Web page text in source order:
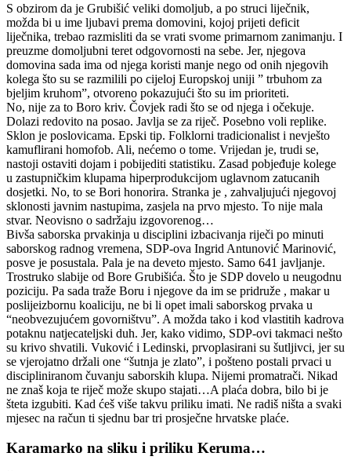
S obzirom da je Grubišić veliki domoljub, a po struci liječnik,
možda bi u ime ljubavi prema domovini, kojoj prijeti deficit
liječnika, trebao razmisliti da se vrati svome primarnom zanimanju. I
preuzme domoljubni teret odgovornosti na sebe. Jer, njegova
domovina sada ima od njega koristi manje nego od onih njegovih
kolega što su se razmilili po cijeloj Europskoj uniji ” trbuhom za
bjeljim kruhom”, otvoreno pokazujući što su im prioriteti.
No, nije za to Boro kriv. Čovjek radi što se od njega i očekuje.
Dolazi redovito na posao. Javlja se za riječ. Posebno voli replike.
Sklon je poslovicama. Epski tip. Folklorni tradicionalist i nevješto
kamuflirani homofob. Ali, nećemo o tome. Vrijedan je, trudi se,
nastoji ostaviti dojam i pobijediti statistiku. Zasad pobjeđuje kolege
u zastupničkim klupama hiperprodukcijom uglavnom zatucanih
dosjetki. No, to se Bori honorira. Stranka je , zahvaljujući njegovoj
sklonosti javnim nastupima, zasjela na prvo mjesto. To nije mala
stvar. Neovisno o sadržaju izgovorenog…
Bivša saborska prvakinja u disciplini izbacivanja riječi po minuti
saborskog radnog vremena, SDP-ova Ingrid Antunović Marinović,
posve je posustala. Pala je na deveto mjesto. Samo 641 javljanje.
Trostruko slabije od Bore Grubišića. Što je SDP dovelo u neugodnu
poziciju. Pa sada traže Boru i njegove da im se pridruže , makar u
poslijeizbornu koaliciju, ne bi li opet imali saborskog prvaka u
“neobvezujućem govorništvu”. A možda tako i kod vlastitih kadrova
potaknu natjecateljski duh. Jer, kako vidimo, SDP-ovi takmaci nešto
su krivo shvatili. Vuković i Ledinski, prvoplasirani su šutljivci, jer su
se vjerojatno držali one “šutnja je zlato”, i pošteno postali prvaci u
discipliniranom čuvanju saborskih klupa. Nijemi promatrači. Nikad
ne znaš koja te riječ može skupo stajati…A plaća dobra, bilo bi je
šteta izgubiti. Kad ćeš više takvu priliku imati. Ne radiš ništa a svaki
mjesec na račun ti sjednu bar tri prosječne hrvatske plaće.
Karamarko na sliku i priliku Keruma…